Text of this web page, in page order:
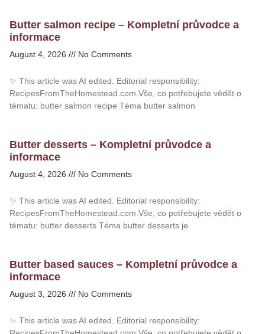
Butter salmon recipe – Kompletní průvodce a
informace
August 4, 2026 No Comments
✨ This article was AI edited. Editorial responsibility:
RecipesFromTheHomestead.com.Vše, co potřebujete vědět o
tématu: butter salmon recipe Téma butter salmon
Butter desserts – Kompletní průvodce a
informace
August 4, 2026 No Comments
✨ This article was AI edited. Editorial responsibility:
RecipesFromTheHomestead.com.Vše, co potřebujete vědět o
tématu: butter desserts Téma butter desserts je
Butter based sauces – Kompletní průvodce a
informace
August 3, 2026 No Comments
✨ This article was AI edited. Editorial responsibility: